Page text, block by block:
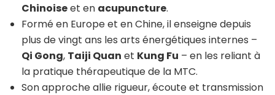
Chinoiseet en acupuncture.
Formé en Europe et en Chine, il enseigne depuis
plus de vingt ans les arts énergétiques internes –
Qi Gong, Taiji Quan et Kung Fu – en les reliant à
la pratique thérapeutique de la MTC.
Son approche allie rigueur, écoute et transmission